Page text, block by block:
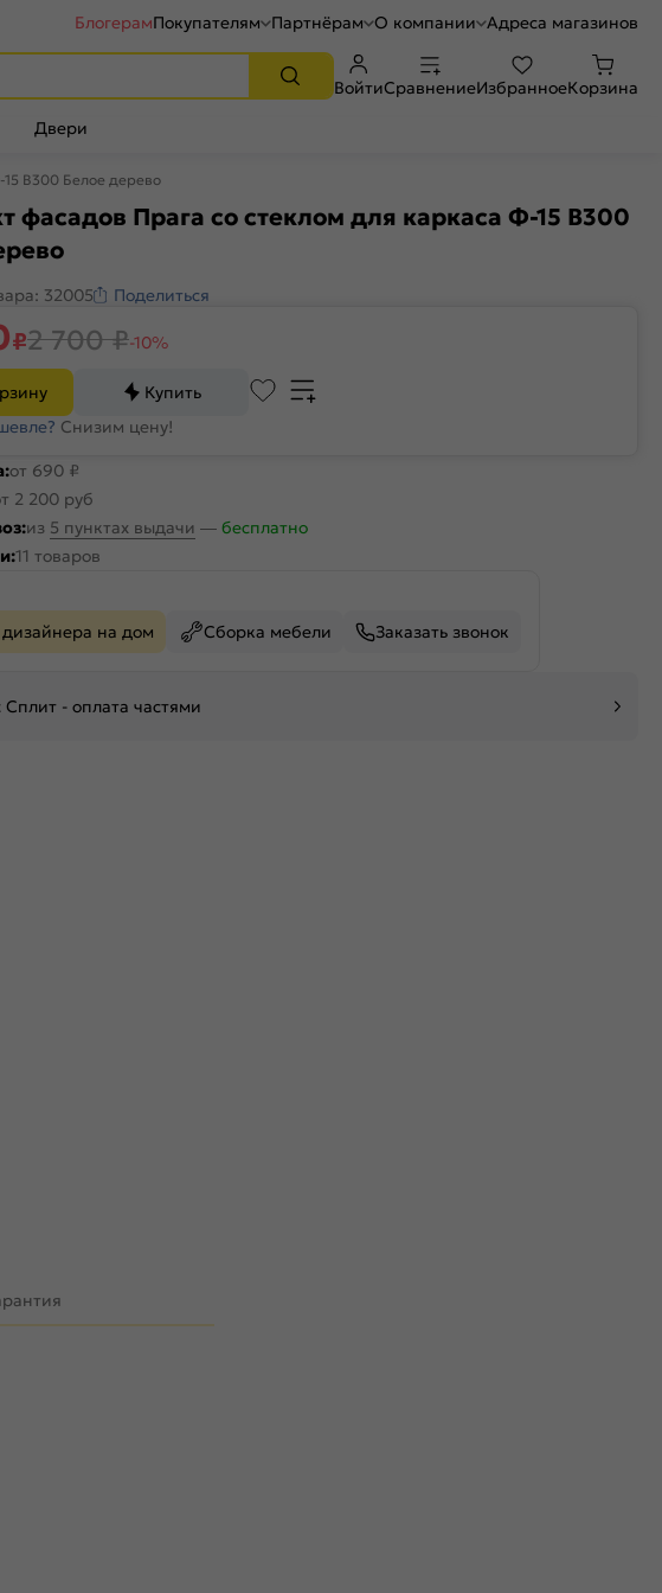
БлогерамПокупателям Партнёрам О компании Адреса магазинов
ВойтиСравнениеИзбранноеКорзина
Двери
В300 Белое дерево
фасадов Прага со стеклом для каркаса Ф-15 В300
32005 Поделиться
₽2 700₽-10%
Купить
Снизим цену!
от 690 ₽
2 200 руб
из 5 пунктах выдачи — бесплатно
11 товаров
на дом
Сборка мебели Заказать звонок
Сплит - оплата частями